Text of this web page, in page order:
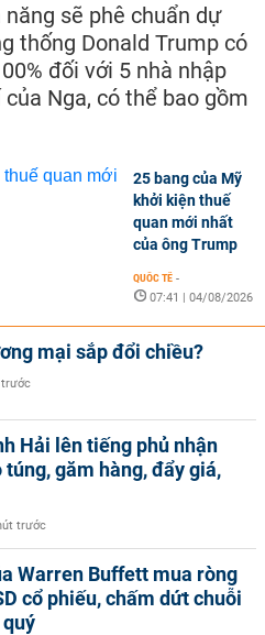
sẽ phê chuẩn dự
thống Donald Trump có
đối với 5 nhà nhập
Nga, có thể bao gồm
25 bang của Mỹ
khởi kiện thuế
quan mới nhất
của ông Trump
QUỐC TẾ -
07:41 | 04/08/2026
mại sắp đổi chiều?
trước
Hải lên tiếng phủ nhận
túng, găm hàng, đẩy giá,
trước
Warren Buffett mua ròng
cổ phiếu, chấm dứt chuỗi